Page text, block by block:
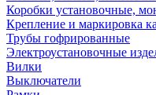
Коробки установочные,
Крепление и маркировка
Трубы гофрированные
Электроустановочные
Вилки
Выключатели